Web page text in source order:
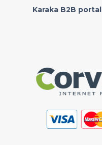
Karaka B2B portal